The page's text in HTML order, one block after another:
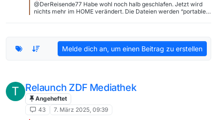
@DerReisende77 Habe wohl noch halb geschlafen. Jetzt wird
nichts mehr im HOME verändert. Die Dateien werden “portable”
Melde dich an, um einen Beitrag zu erstellen
T Relaunch ZDF Mediathek
Angeheftet
43
7. März 2025, 09:39